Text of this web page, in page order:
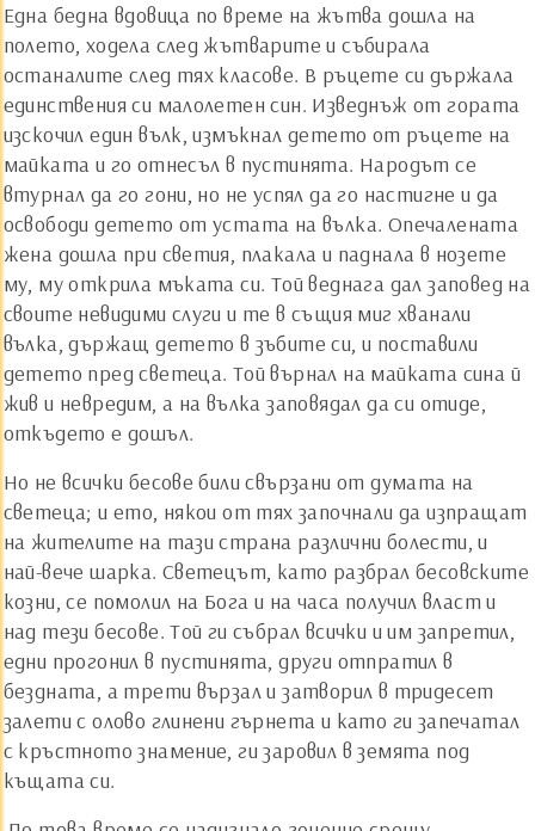
Една бедна вдовица по време на жътва дошла на
полето, ходела след жътварите и събирала
останалите след тях класове. В ръцете си държала
единствения си малолетен син. Изведнъж от гората
изскочил един вълк, измъкнал детето от ръцете на
майката и го отнесъл в пустинята. Народът се
втурнал да го гони, но не успял да го настигне и да
освободи детето от устата на вълка. Опечалената
жена дошла при светия, плакала и паднала в нозете
му, му открила мъката си. Той веднага дал заповед на
своите невидими слуги и те в същия миг хванали
вълка, държащ детето в зъбите си, и поставили
детето пред светеца. Той върнал на майката сина й
жив и невредим, а на вълка заповядал да си отиде,
откъдето е дошъл.
Но не всички бесове били свързани от думата на
светеца; и ето, някои от тях започнали да изпращат
на жителите на тази страна различни болести, и
най-вече шарка. Светецът, като разбрал бесовските
козни, се помолил на Бога и на часа получил власт и
над тези бесове. Той ги събрал всички и им запретил,
едни прогонил в пустинята, други отпратил в
бездната, а трети вързал и затворил в тридесет
залети с олово глинени гърнета и като ги запечатал
с кръстното знамение, ги заровил в земята под
къщата си.